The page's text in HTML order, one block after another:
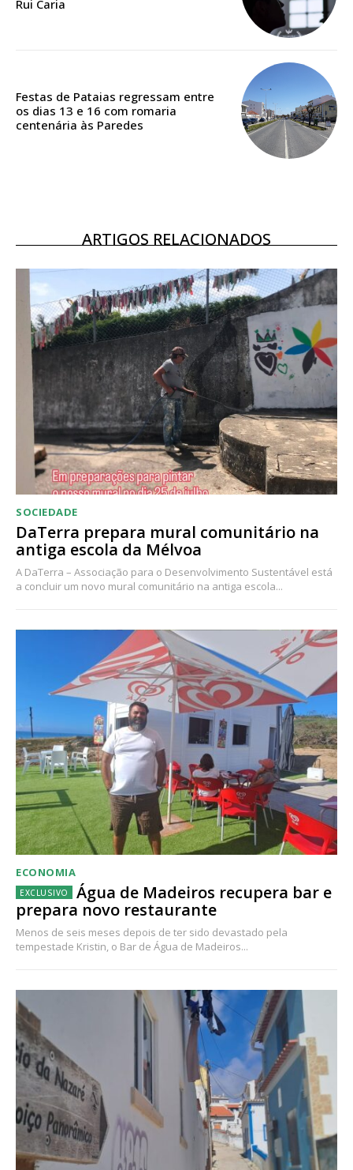
Escolha o plano
DIGITAL ANUAL
16€
12 meses
Acesso ao conteúdo online
Acesso aos conteúdos Exclusivos para
assinantes
Ofertas para assinatura anual
Escolha o plano
Rui Caria
Festas de Pataias regressam entre
os dias 13 e 16 com romaria
centenária às Paredes
ARTIGOS RELACIONADOS
SOCIEDADE
DaTerra prepara mural comunitário na
antiga escola da Mélvoa
A DaTerra – Associação para o Desenvolvimento Sustentável está
a concluir um novo mural comunitário na antiga escola...
ECONOMIA
Água de Madeiros recupera bar e
prepara novo restaurante
Menos de seis meses depois de ter sido devastado pela
tempestade Kristin, o Bar de Água de Madeiros...